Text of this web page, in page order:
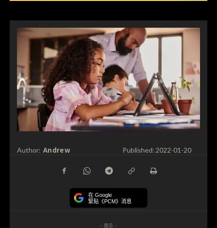
Author: Andrew Published: 2022-01-20
在 Google
緊貼《PCM》消息
- 廣告 -